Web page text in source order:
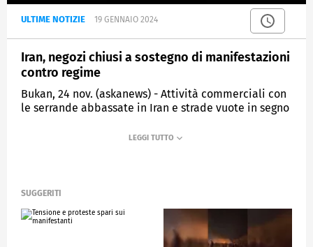
ULTIME NOTIZIE 19 GENNAIO 2024
Iran, negozi chiusi a sostegno di manifestazioni
contro regime
Bukan, 24 nov. (askanews) - Attività commerciali con
le serrande abbassate in Iran e strade vuote in segno
cominciate dopo la morte di Mahsa Amini mentre
ESTERI
SUGGERITI